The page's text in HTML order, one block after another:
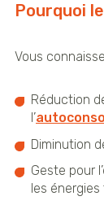
Pourquoi
Vous
Réduction
l’
Diminution
Geste pour
les